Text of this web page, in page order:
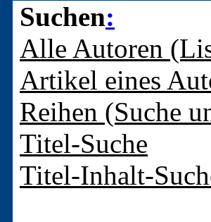
Suchen:
Alle Autoren
Artikel eines
Reihen (Suche
Titel-Suche
Titel-Inhalt-